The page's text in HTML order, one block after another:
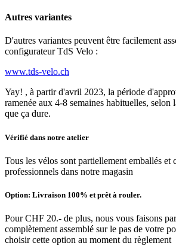
Autres variantes
D'autres variantes peuvent être facilement
configurateur TdS Velo :
www.tds-velo.ch
Yay! , à partir d'avril 2023, la période
ramenée aux 4-8 semaines habituelles, selon
que ça dure.
Vérifié dans notre atelier
Tous les vélos sont partiellement emballés et
professionnels dans notre magasin
Option: Livraison 100% et prêt à rouler.
Pour CHF 20.- de plus, nous vous faisons
complètement assemblé sur le pas de votre
choisir cette option au moment du règlement